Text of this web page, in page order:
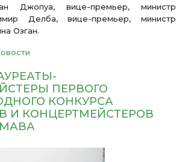
Джопуа, вице-премьер, министр
Делба, вице-премьер, министр
Озган.
ПЕРВОГО
КОНКУРСА
И КОНЦЕРТМЕЙСТЕРОВ